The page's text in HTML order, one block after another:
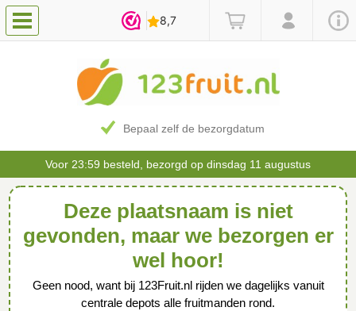
Bepaal zelf de bezorgdatum
Voor 23:59 besteld, bezorgd op dinsdag 11 augustus
Deze plaatsnaam is niet
gevonden, maar we bezorgen er
wel hoor!
Geen nood, want bij 123Fruit.nl rijden we dagelijks vanuit
centrale depots alle fruitmanden rond.